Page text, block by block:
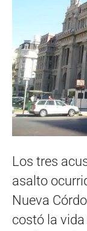
Los tres
asalto
Nueva
costó la